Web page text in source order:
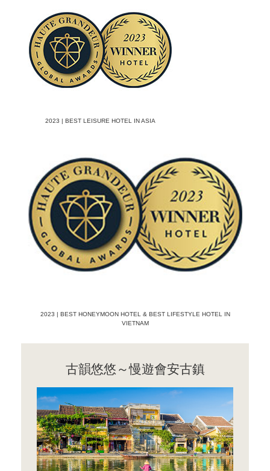
2023 | BEST LEISURE HOTEL IN ASIA
2023 | BEST HONEYMOON HOTEL & BEST LIFESTYLE HOTEL IN
VIETNAM
古韻悠悠～慢遊會安古鎮